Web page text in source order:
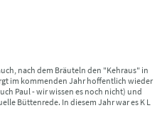
nach dem Bräuteln den "Kehraus" in
im kommenden Jahr hoffentlich wieder
Paul - wir wissen es noch nicht) und
Büttenrede. In diesem Jahr war es K L